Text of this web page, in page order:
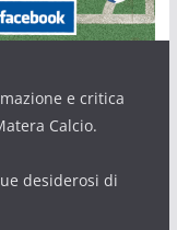
e critica
Calcio.
desiderosi di